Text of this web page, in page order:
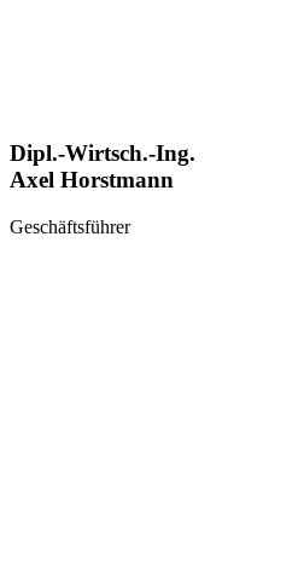
Dipl.-Wirtsch.-Ing.
Axel Horstmann
Geschäftsführer